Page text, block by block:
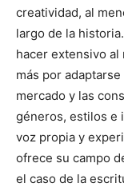
creatividad, al
largo de la
hacer extensivo
más por
mercado y las
géneros, estilos e
voz propia y
ofrece su campo
el caso de la